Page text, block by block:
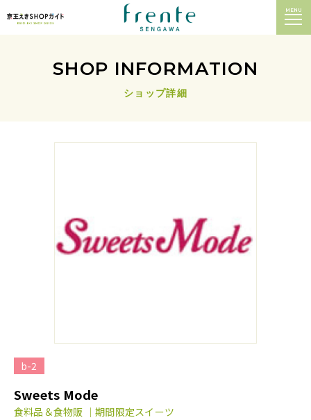
MENU
SHOP INFORMATION
ショップ詳細
b-2
Sweets Mode
食料品＆食物販 ｜期間限定スイーツ